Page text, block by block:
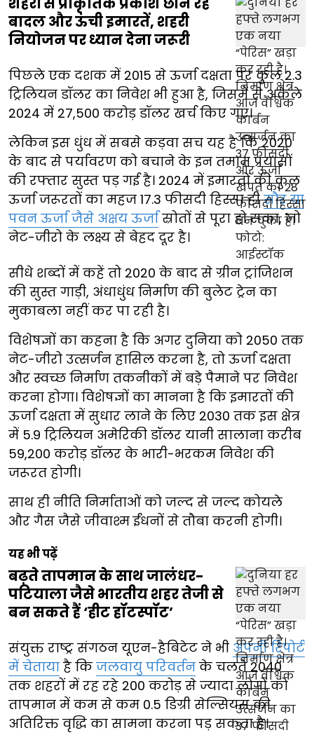
बादल और ऊंची इमारतें, शहरी
नियोजन पर ध्यान देना जरूरी
पिछले एक दशक में 2015 से ऊर्जा दक्षता पर कुल 2.3
ट्रिलियन डॉलर का निवेश भी हुआ है, जिसमें से अकेले
2024 में 27,500 करोड़ डॉलर खर्च किए गए।
लेकिन इस धुंध में सबसे कड़वा सच यह है कि 2020
के बाद से पर्यावरण को बचाने के इन तमाम प्रयासों
की रफ्तार सुस्त पड़ गई है। 2024 में इमारतों की कुल
ऊर्जा जरूरतों का महज 17.3 फीसदी हिस्सा हीसौर या
पवन ऊर्जा जैसे अक्षय ऊर्जास्रोतों से पूरा हो सका, जो
नेट-जीरो के लक्ष्य से बेहद दूर है।
सीधे शब्दों में कहें तो 2020 के बाद से ग्रीन ट्रांजिशन
की सुस्त गाड़ी, अंधाधुंध निर्माण की बुलेट ट्रेन का
मुकाबला नहीं कर पा रही है।
विशेषज्ञों का कहना है कि अगर दुनिया को 2050 तक
नेट-जीरो उत्सर्जन हासिल करना है, तो ऊर्जा दक्षता
और स्वच्छ निर्माण तकनीकों में बड़े पैमाने पर निवेश
करना होगा। विशेषज्ञों का मानना है कि इमारतों की
ऊर्जा दक्षता में सुधार लाने के लिए 2030 तक इस क्षेत्र
में 5.9 ट्रिलियन अमेरिकी डॉलर यानी सालाना करीब
59,200 करोड़ डॉलर के भारी-भरकम निवेश की
जरूरत होगी।
साथ ही नीति निर्माताओं को जल्द से जल्द कोयले
और गैस जैसे जीवाश्म ईंधनों से तौबा करनी होगी।
यह भी पढ़ें
बढ़ते तापमान के साथ जालंधर-
पटियाला जैसे भारतीय शहर तेजी से
बन सकते हैं ‘हीट हॉटस्पॉट’
संयुक्त राष्ट्र संगठन यूएन-हैबिटेट ने भी अपनी रिपोर्ट
में चेताया है कि जलवायु परिवर्तन के चलते 2040
तक शहरों में रह रहे 200 करोड़ से ज्यादा लोगों को
तापमान में कम से कम 0.5 डिग्री सेल्सियस की
अतिरिक्त वृद्धि का सामना करना पड़ सकता है।